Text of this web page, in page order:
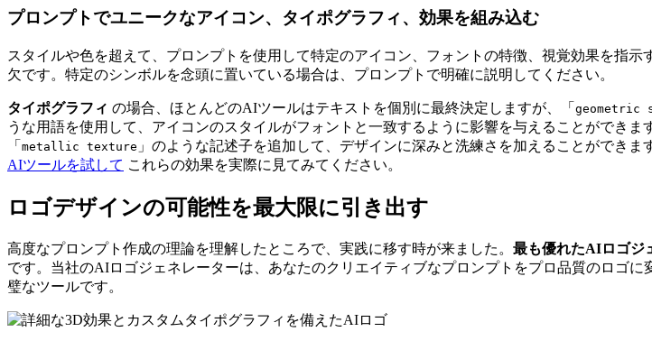
プロンプトでユニークなアイコン、タイポグラフィ、効果を組み込む
スタイルや色を超えて、プロンプトを使用して特定のアイコン、フォントの特徴、視覚効果を指
欠です。特定のシンボルを念頭に置いている場合は、プロンプトで明確に説明してください。
タイポグラフィ の場合、ほとんどのAIツールはテキストを個別に最終決定しますが、「 geometric
うな用語を使用して、アイコンのスタイルがフォントと一致するように影響を与えることができま
「 metallic texture 」のような記述子を追加して、デザインに深みと洗練さを加えることができ
AIツールを試して これらの効果を実際に見てみてください。
ロゴデザインの可能性を最大限に引き出す
高度なプロンプト作成の理論を理解したところで、実践に移す時が来ました。 最も優れたAIロゴジ
です。当社のAIロゴジェネレーターは、あなたのクリエイティブなプロンプトをプロ品質のロゴ
璧なツールです。